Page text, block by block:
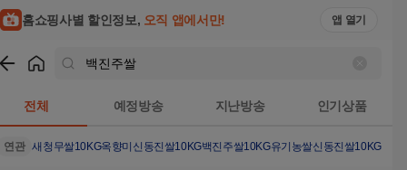
홈쇼핑사별 할인정보, 오직 앱에서만! 앱 열기
전체 예정방송 지난방송 인기상품
연관 새청무쌀10KG옥향미 신동진쌀10KG백진주쌀10KG유기농쌀신동진쌀10KG햅쌀